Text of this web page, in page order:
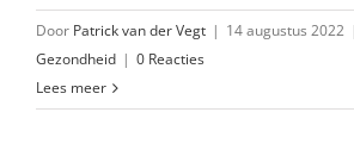
Door Patrick van der Vegt | 14 augustus 2022
Gezondheid | 0 Reacties
Lees meer